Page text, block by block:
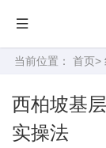
当前位置： 首页>
西柏坡基
实操法